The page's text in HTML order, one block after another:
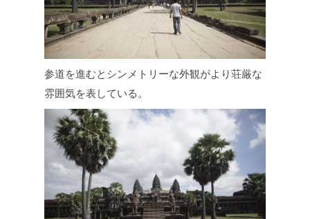
参道を進むとシンメトリーな外観がより荘厳な
雰囲気を表している。